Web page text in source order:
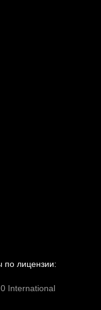
по лицензии:
International